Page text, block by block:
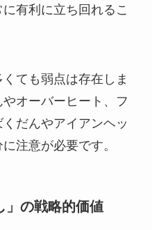
有利に立ち回れるこ
ても弱点は存在しま
オーバーヒート、フ
だんやアイアンヘッ
注意が必要です。
」の戦略的価値